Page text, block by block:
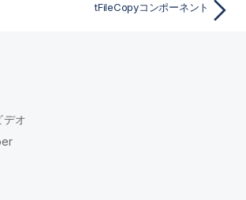
tFileCopyコンポーネント
デオ